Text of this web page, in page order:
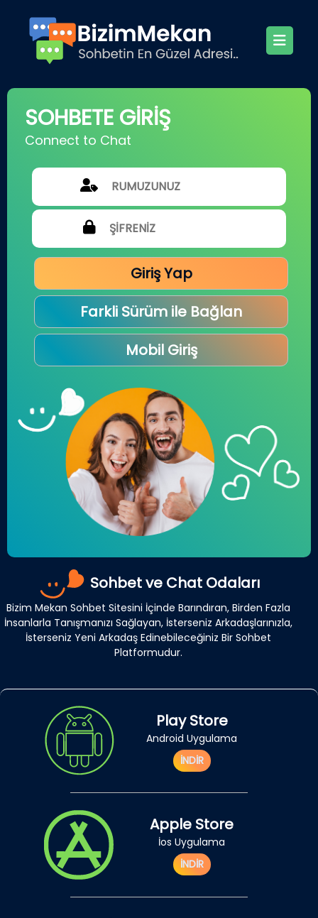
SOHBETE GİRİŞ
Connect to Chat
Giriş Yap
Farkli Sürüm ile Bağlan
Mobil Giriş
Sohbet ve Chat Odaları
Bizim Mekan Sohbet Sitesini İçinde Barındıran, Birden Fazla
İnsanlarla Tanışmanızı Sağlayan, İsterseniz Arkadaşlarınızla,
İsterseniz Yeni Arkadaş Edinebileceğiniz Bir Sohbet
Platformudur.
Play Store
Android Uygulama
İNDİR
Apple Store
İos Uygulama
İNDİR